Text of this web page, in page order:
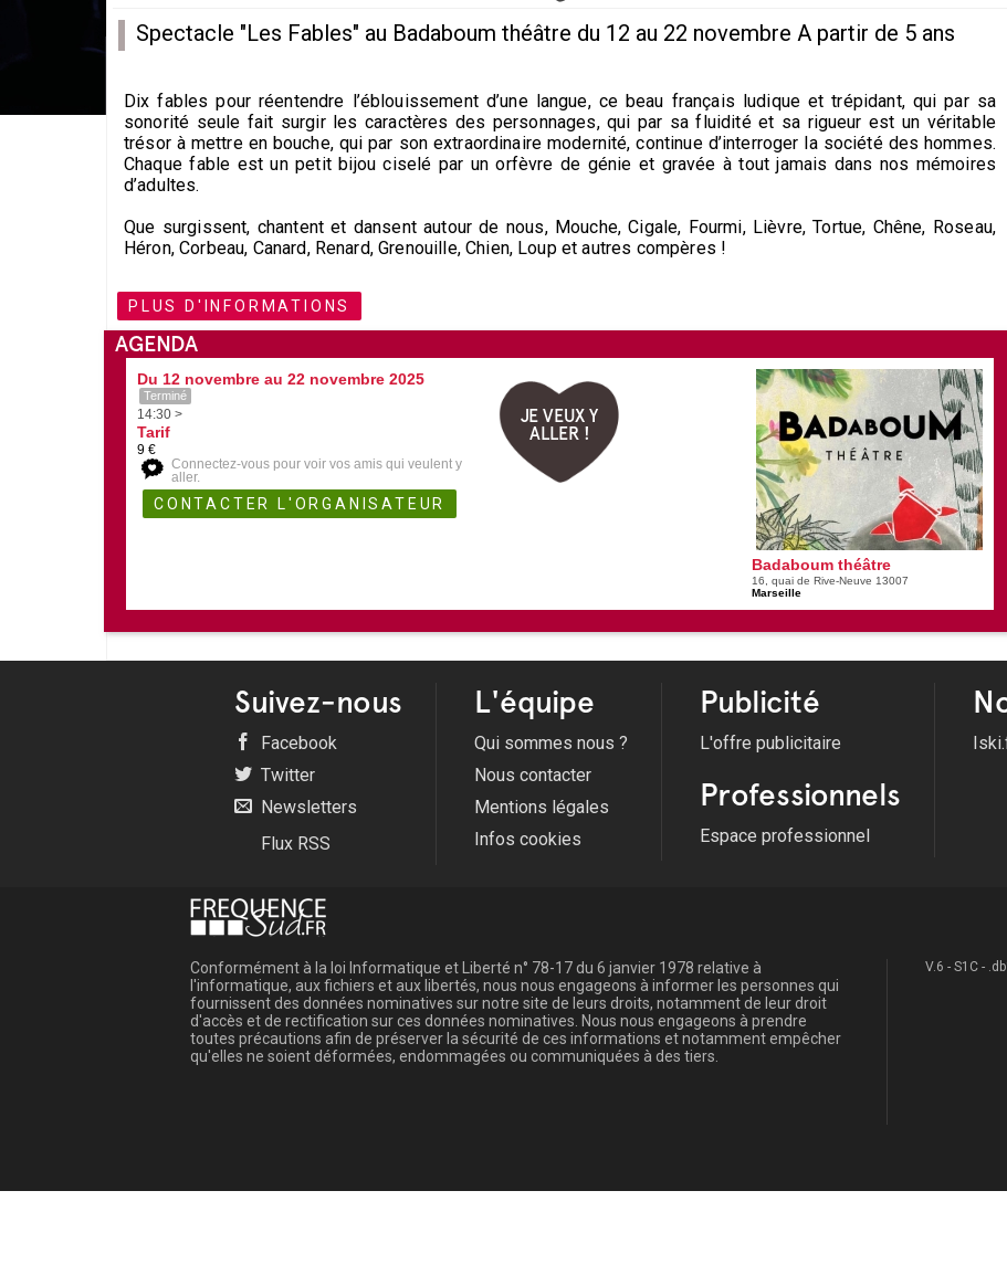
Spectacle "Les Fables" au Badaboum théâtre du 12 au 22 novembre A partir de 5 ans
Dix fables pour réentendre l’éblouissement d’une langue, ce beau français ludique et trépidant, qui par sa
sonorité seule fait surgir les caractères des personnages, qui par sa fluidité et sa rigueur est un véritable
trésor à mettre en bouche, qui par son extraordinaire modernité, continue d’interroger la société des hommes.
Chaque fable est un petit bijou ciselé par un orfèvre de génie et gravée à tout jamais dans nos mémoires
d’adultes.
Que surgissent, chantent et dansent autour de nous, Mouche, Cigale, Fourmi, Lièvre, Tortue, Chêne, Roseau,
Héron, Corbeau, Canard, Renard, Grenouille, Chien, Loup et autres compères !
PLUS D'INFORMATIONS
AGENDA
Du 12 novembre au 22 novembre 2025
Terminé
14:30 >
Tarif
9 €
Connectez-vous pour voir vos amis qui veulent y
aller.
JE VEUX Y
ALLER !
Badaboum théâtre
16, quai de Rive-Neuve 13007
Marseille
Suivez-nous
Facebook
Twitter
Newsletters
Flux RSS
L'équipe
Qui sommes nous ?
Nous contacter
Mentions légales
Infos cookies
Publicité
L'offre publicitaire
Professionnels
Espace professionnel
Conformément à la loi Informatique et Liberté n° 78-17 du 6 janvier 1978 relative à
l'informatique, aux fichiers et aux libertés, nous nous engageons à informer les personnes qui
fournissent des données nominatives sur notre site de leurs droits, notamment de leur droit
d'accès et de rectification sur ces données nominatives. Nous nous engageons à prendre
toutes précautions afin de préserver la sécurité de ces informations et notamment empêcher
qu'elles ne soient déformées, endommagées ou communiquées à des tiers.
V.6 - S1C -